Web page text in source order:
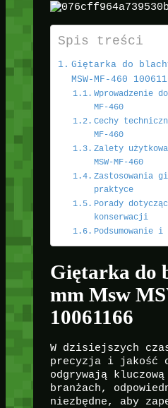
Spis treści
Giętarka do
MSW-MF-460
Wprowadzenie
MF-460
Cechy
MF-460
Zalety
MSW-MF-460
Zastosowania
praktyce
Porady
konserwacji
Podsumowanie
Giętarka do
mm Msw
10061166
W dzisiejszych
precyzja i jakość
odgrywają
branżach,
niezbędne, aby